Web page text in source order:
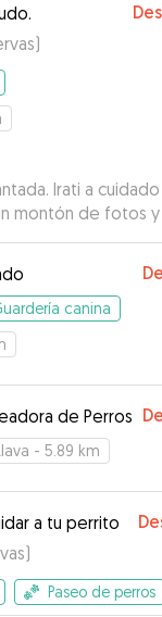
)
Irati a
montón de fotos y
semanas se vuelve
canina
de Perros
- 5.89 km
a tu perrito
)
Paseo de perros